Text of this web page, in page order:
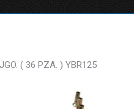
( 36 PZA. ) YBR125